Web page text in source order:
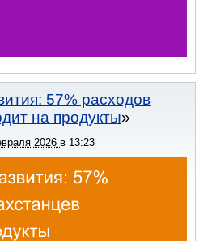
57% расходов
на продукты
2026 в 13:23